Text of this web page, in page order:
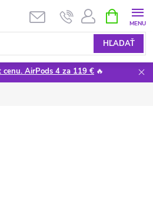
HĽADAŤ
KOŠÍK
cenu. AirPods 4 za 119 € 🔥